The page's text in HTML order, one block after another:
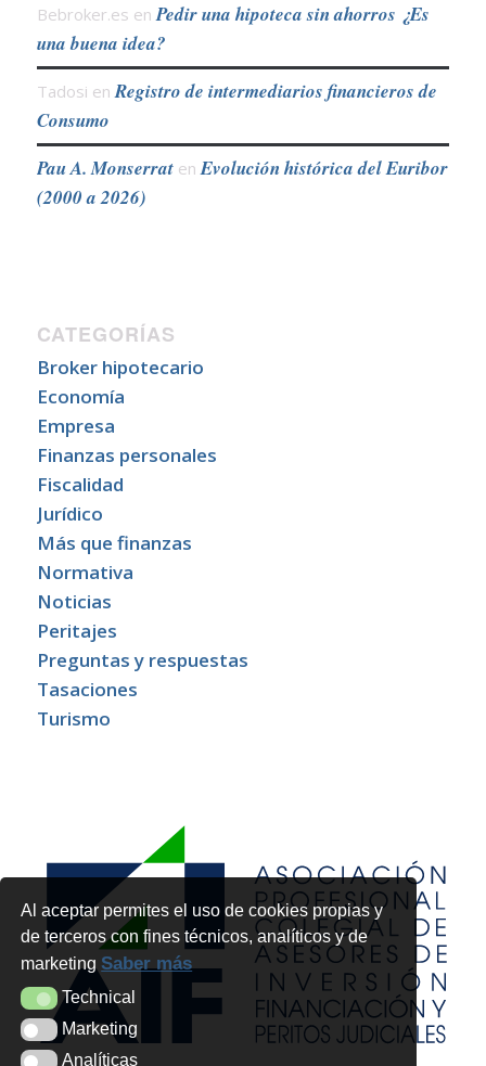
Al aceptar permites el uso de cookies propias y
de terceros con fines técnicos, analíticos y de
marketingSaber más
TechnicalTechnical
MarketingMarketing
AnalíticasAnalíticas
Bebroker.es enPedir una hipoteca sin ahorros ¿Es
una buena idea?
Tadosi enRegistro de intermediarios financieros de
Consumo
Pau A. MonserratenEvolución histórica del Euribor
(2000 a 2026)
CATEGORÍAS
Broker hipotecario
Economía
Empresa
Finanzas personales
Fiscalidad
Jurídico
Más que finanzas
Normativa
Noticias
Peritajes
Preguntas y respuestas
Tasaciones
Turismo